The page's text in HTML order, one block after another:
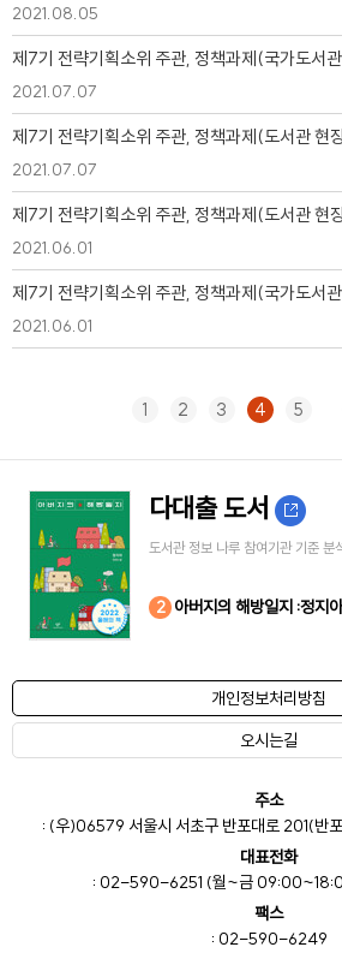
2021.08.05
2021.07.07
2021.07.07
2021.06.01
2021.06.01
1 2 3 4 5
다대출 도서
도서관 정보 나루 참여기관 기준
1
2 아버지의 해방일지 :정지
3
4
5
6
7
8
9
10
개인정보처리방침
오시는길
주소
: (우)06579 서울시 서초구 반포대로 201(반
대표전화
: 02-590-6251 (월~금
팩스
: 02-590-6249